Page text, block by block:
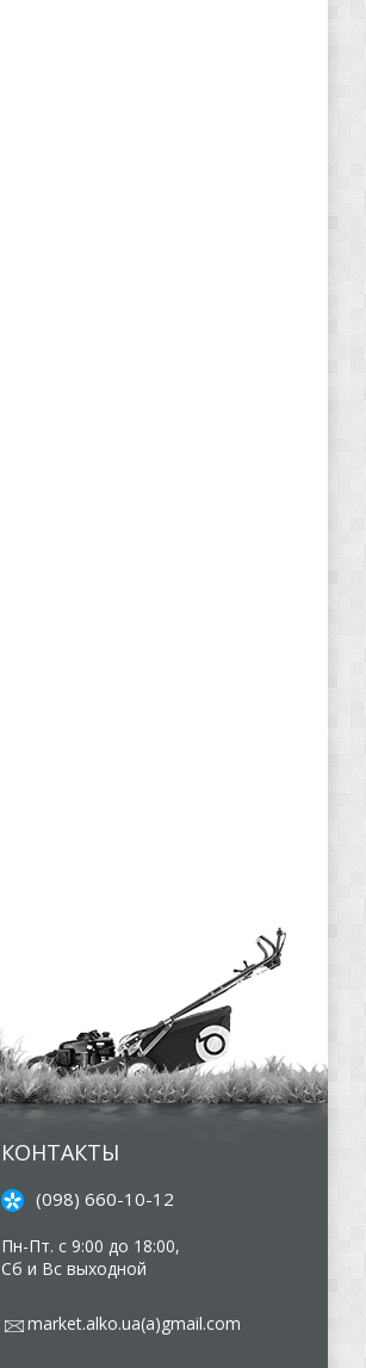
КОНТАКТЫ
(098) 660-10-12
Пн-Пт. с 9:00 до 18:00,
Сб и Вс выходной
market.alko.ua(а)gmail.com